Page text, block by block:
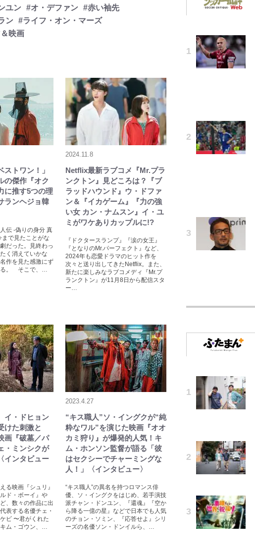
ユン #オ・デファン #赤い袖先
ン #ライフ・オン・マーズ
映画
ストワン！」
の傑作『オク
に推す5つの理
ランヘジョ韓
伝 -偽りの身分 真
で見たことがな
だった。見終わっ
く消えていかな
作を見た感激にず
る。 そこで、…
2024.11.8
Netflix最新ラブコメ『Mr.プラ
ンクトン』見どころは？『ブ
ラッドハウンド』ウ・ドファ
ン＆『イカゲーム』『力の強
い女 カン・ナムスン』イ・ユ
ミがワケありカップルに!?
『ドクタースランプ』『涙の女王』
『となりのMr.パーフェクト』など、
2024年も恋愛ドラマのヒット作を
次々と送り出してきたNetflix。また、
新たに楽しみなラブコメディ『Mr.プ
ランクトン』が11月8日から配信スタ
ー…
イ・ドヒョン
けた刺激と
画『破墓／パ
・ミンシクが
インタビュー
る映画『シュリ』
ド・ボーイ』や
、数々の作品に出
表する名優チェ・
ビ 〜君がくれた
ム・ゴウン、…
2023.4.27
“キス職人”ソ・イングクが“純
粋なワル”を演じた映画『オオ
カミ狩り』が爆発的人気！キ
ム・ホンソン監督が語る「彼
はセクシーでチャーミングな
人！」〈インタビュー〉
“キス職人”の異名を持つロマンス俳
優、ソ・イングクをはじめ、若手演技
派チャン・ドンユン、『還魂』『空か
ら降る一億の星』などで日本でも人気
のチョン・ソミン、『応答せよ』シリ
ーズの名優ソン・ドンイルら、…